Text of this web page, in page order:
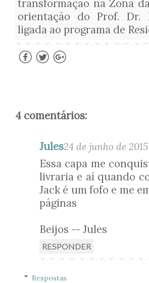
transformação na Zona
orientação do Prof. Dr.
ligada ao programa de
4 comentários:
Jules24 de junho de
Essa capa me
livraria e aí quando
Jack é um fofo e me
páginas
Beijos -- Jules
RESPONDER
Respostas